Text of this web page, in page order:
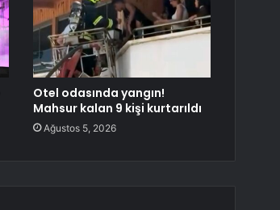
Otel odasında yangın!
Mahsur kalan 9 kişi kurtarıldı
Ağustos 5, 2026